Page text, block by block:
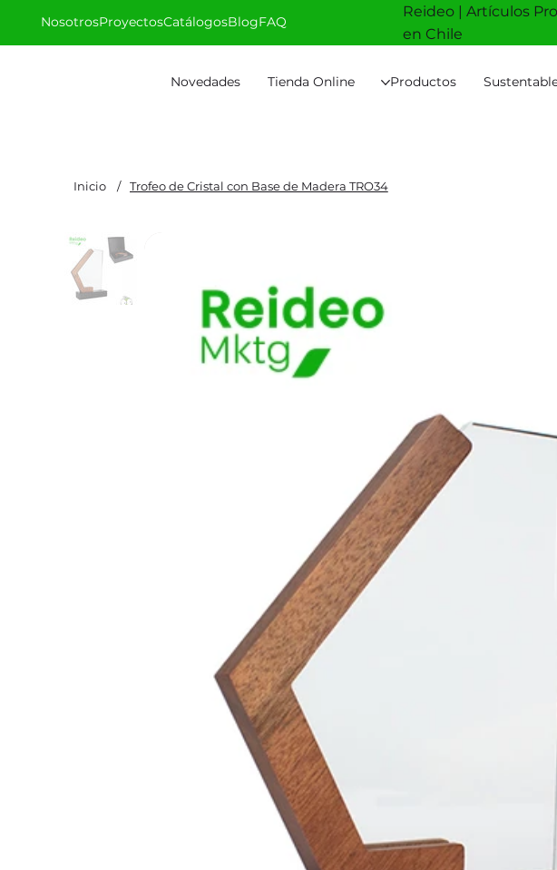
Novedades Tienda Online Productos
NosotrosProyectosCatálogosBlogFAQ
Reideo | Artículos
en Chile
Inicio / Trofeo de Cristal con Base de Madera TRO34